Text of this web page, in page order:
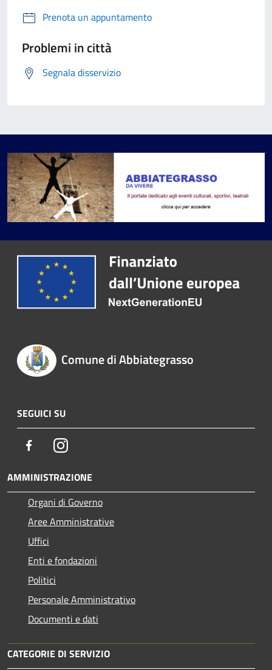
Prenota un appuntamento
Problemi in città
Segnala disservizio
Comune di Abbiategrasso
SEGUICI SU
FacebookInstagram
AMMINISTRAZIONE
Organi di Governo
Aree Amministrative
Uffici
Enti e fondazioni
Politici
Personale Amministrativo
Documenti e dati
CATEGORIE DI SERVIZIO